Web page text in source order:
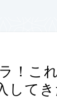
！こ
してき